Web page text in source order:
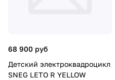
68 900 руб
Детский электроквадроцикл
SNEG LETO R YELLOW